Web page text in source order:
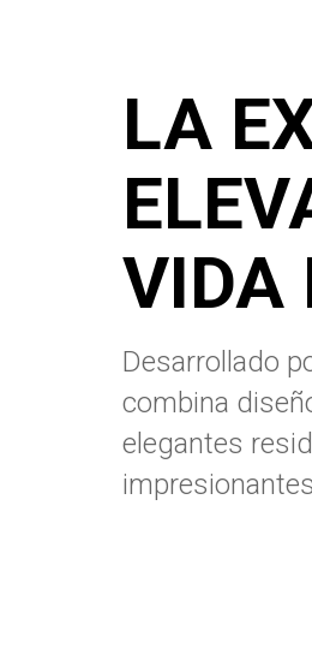
LA
VIDA
Desarrollado
combina
elegantes